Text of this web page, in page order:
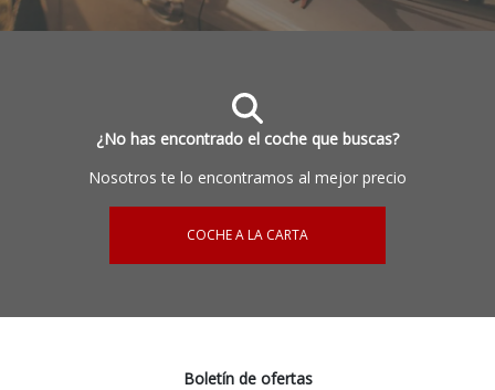
¿No has encontrado el coche que buscas?
Nosotros te lo encontramos al mejor precio
COCHE A LA CARTA
Boletín de ofertas